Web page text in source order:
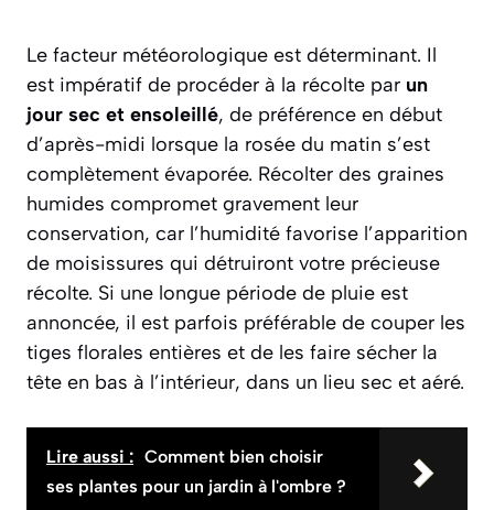
Le facteur météorologique est déterminant. Il
est impératif de procéder à la récolte par un
jour sec et ensoleillé, de préférence en début
d’après-midi lorsque la rosée du matin s’est
complètement évaporée. Récolter des graines
humides compromet gravement leur
conservation, car l’humidité favorise l’apparition
de moisissures qui détruiront votre précieuse
récolte. Si une longue période de pluie est
annoncée, il est parfois préférable de couper les
tiges florales entières et de les faire sécher la
tête en bas à l’intérieur, dans un lieu sec et aéré.
Lire aussi : Comment bien choisir
ses plantes pour un jardin à l'ombre ?